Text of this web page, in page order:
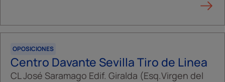
OPOSICIONES
Centro Davante Sevilla Tiro de Linea
CL José Saramago Edif. Giralda (Esq.Virgen del